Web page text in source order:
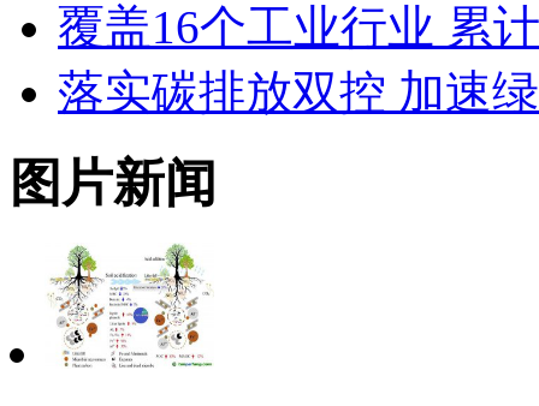
覆盖16个工业行业 累
落实碳排放双控 加速
图片新闻